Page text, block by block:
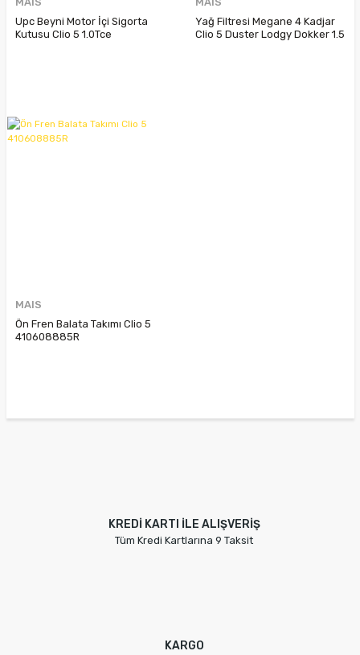
Upc Beyni Motor İçi Sigorta
Kutusu Clio 5 1.0Tce
Yağ Filtresi Megane 4 Kadjar
Clio 5 Duster Lodgy Dokker 1.5
MAIS
Ön Fren Balata Takımı Clio 5
410608885R
KREDİ KARTI İLE ALIŞVERİŞ
Tüm Kredi Kartlarına 9 Taksit
KARGO